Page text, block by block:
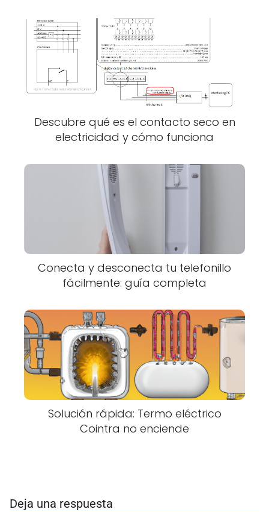
Descubre qué es el contacto seco en
electricidad y cómo funciona
Conecta y desconecta tu telefonillo
fácilmente: guía completa
Solución rápida: Termo eléctrico
Cointra no enciende
Deja una respuesta